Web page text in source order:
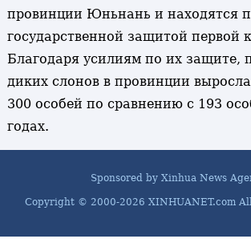
провинции Юньнань и находятся
государственной защитой первой
Благодаря усилиям по их защите,
диких слонов в провинции
300 особей по сравнению с 193
годах.
Sponsored by Xinhua News
Copyright © 2000-2026 XINHUANET.com